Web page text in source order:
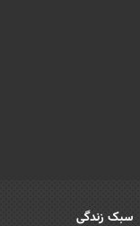
سبک زندگی